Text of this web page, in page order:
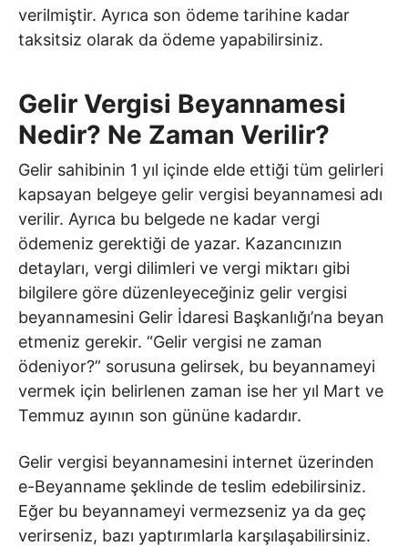
verilmiştir. Ayrıca son ödeme tarihine kadar
taksitsiz olarak da ödeme yapabilirsiniz.
Gelir Vergisi Beyannamesi
Nedir? Ne Zaman Verilir?
Gelir sahibinin 1 yıl içinde elde ettiği tüm gelirleri
kapsayan belgeye gelir vergisi beyannamesi adı
verilir. Ayrıca bu belgede ne kadar vergi
ödemeniz gerektiği de yazar. Kazancınızın
detayları, vergi dilimleri ve vergi miktarı gibi
bilgilere göre düzenleyeceğiniz gelir vergisi
beyannamesini Gelir İdaresi Başkanlığı’na beyan
etmeniz gerekir. “Gelir vergisi ne zaman
ödeniyor?” sorusuna gelirsek, bu beyannameyi
vermek için belirlenen zaman ise her yıl Mart ve
Temmuz ayının son gününe kadardır.
Gelir vergisi beyannamesini internet üzerinden
e-Beyanname şeklinde de teslim edebilirsiniz.
Eğer bu beyannameyi vermezseniz ya da geç
verirseniz, bazı yaptırımlarla karşılaşabilirsiniz.